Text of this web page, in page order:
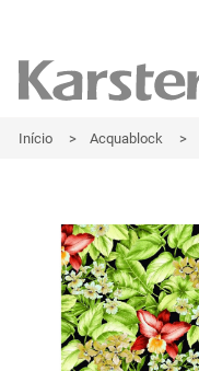
Início > Acquablock >